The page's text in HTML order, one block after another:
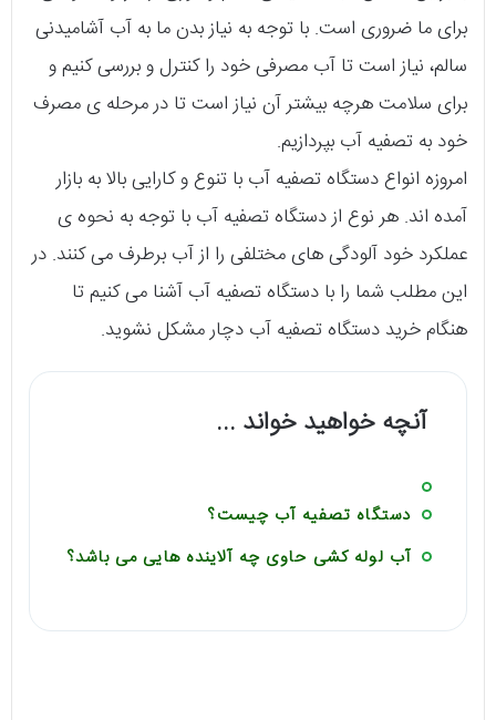
برای ما ضروری است. با توجه به نیاز بدن ما به آب آشامیدنی
سالم، نیاز است تا آب مصرفی خود را کنترل و بررسی کنیم و
برای سلامت هرچه بیشتر آن نیاز است تا در مرحله‌ ی مصرف
خود به تصفیه آب بپردازیم.
امروزه انواع دستگاه تصفیه آب با تنوع و کارایی بالا به بازار
آمده‌ اند. هر نوع از دستگاه تصفیه آب با توجه به نحوه‌ ی
عملکرد خود آلودگی‌ های مختلفی را از آب برطرف می‌ کنند. در
این مطلب شما را با دستگاه تصفیه آب آشنا می کنیم تا
هنگام خرید دستگاه تصفیه آب دچار مشکل نشوید.
آنچه خواهید خواند ...
دستگاه تصفیه آب چیست؟
آب لوله کشی حاوی چه آلاینده هایی می باشد؟